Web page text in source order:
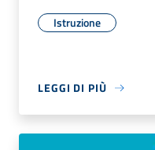
Istruzione
LEGGI DI PIÙ